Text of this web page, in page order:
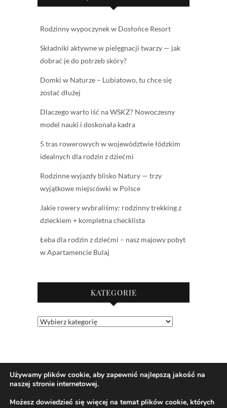
Rodzinny wypoczynek w Dosłońce Resort
Składniki aktywne w pielęgnacji twarzy — jak
dobrać je do potrzeb skóry?
Domki w Naturze – Lubiatowo, tu chce się
zostać dłużej
Dlaczego warto iść na WSKZ? Nowoczesny
model nauki i doskonała kadra
5 tras rowerowych w województwie łódzkim
idealnych dla rodzin z dziećmi
Rodzinne wyjazdy blisko Natury — trzy
wyjątkowe miejscówki w Polsce
Jakie rowery wybraliśmy: rodzinny trekking z
dzieckiem + kompletna checklista
Łeba dla rodzin z dziećmi – nasz majowy pobyt
w Apartamencie Bulaj
KATEGORIE
Kategorie
Używamy plików cookie, aby zapewnić najlepszą jakość na
naszej stronie internetowej.
Możesz dowiedzieć się więcej na temat plików cookie, których